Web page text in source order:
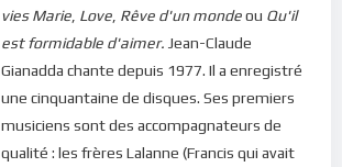
vies Marie Love Rêve d'un mondeou Qu'il
est formidable d'aimer. Jean-Claude
Gianadda chante depuis 1977. Il a enregistré
une cinquantaine de disques. Ses premiers
musiciens sont des accompagnateurs de
qualité : les frères Lalanne (Francis qui avait